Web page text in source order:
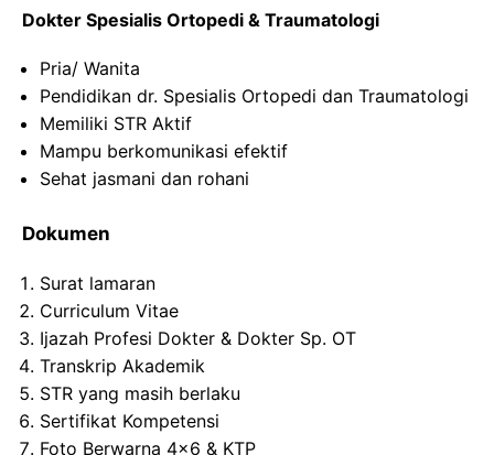
Dokter Spesialis Ortopedi & Traumatologi
Pria/ Wanita
Pendidikan dr. Spesialis Ortopedi dan Traumatologi
Memiliki STR Aktif
Mampu berkomunikasi efektif
Sehat jasmani dan rohani
Dokumen
Surat lamaran
Curriculum Vitae
Ijazah Profesi Dokter & Dokter Sp. OT
Transkrip Akademik
STR yang masih berlaku
Sertifikat Kompetensi
Foto Berwarna 4×6 & KTP